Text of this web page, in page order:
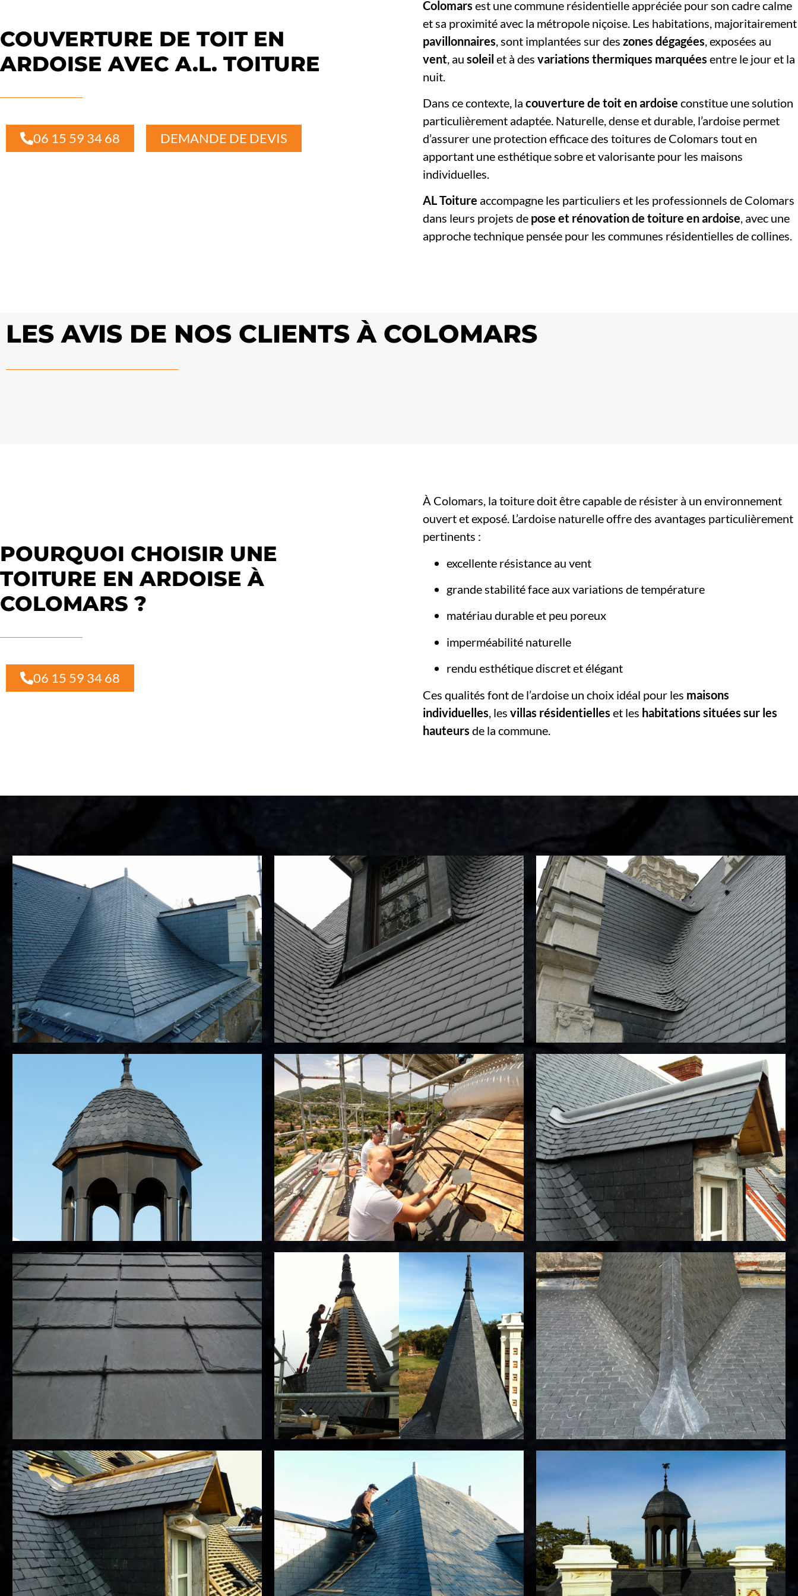
COUVERTURE DE TOIT EN
ARDOISE AVEC A.L. TOITURE
06 15 59 34 68 DEMANDE DE DEVIS
Colomars est une commune résidentielle appréciée pour son cadre calme
et sa proximité avec la métropole niçoise. Les habitations, majoritairement
pavillonnaires , sont implantées sur des zones dégagées , exposées au
vent , ausoleil et à desvariations thermiques marquées entre le jour et la
nuit.
Dans ce contexte, lacouverture de toit en ardoise constitue une solution
particulièrement adaptée. Naturelle, dense et durable, l’ardoise permet
d’assurer une protection efficace des toitures de Colomars tout en
apportant une esthétique sobre et valorisante pour les maisons
individuelles.
AL Toiture accompagne les particuliers et les professionnels de Colomars
dans leurs projets de pose et rénovation de toiture en ardoise, avec une
approche technique pensée pour les communes résidentielles de collines.
LES AVIS DE NOS CLIENTS À COLOMARS
POURQUOI CHOISIR UNE
TOITURE EN ARDOISE À
COLOMARS ?
06 15 59 34 68
À Colomars, la toiture doit être capable de résister à un environnement
ouvert et exposé. L’ardoise naturelle offre des avantages particulièrement
pertinents :
excellente résistance au vent
grande stabilité face aux variations de température
matériau durable et peu poreux
imperméabilité naturelle
rendu esthétique discret et élégant
Ces qualités font de l’ardoise un choix idéal pour les maisons
individuelles , lesvillas résidentielles et les habitations situées sur les
hauteurs de la commune.